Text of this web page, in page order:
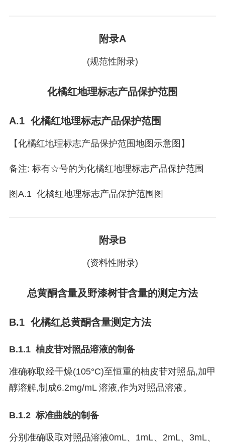
附录A
(规范性附录)
化橘红地理标志产品保护范围
A.1 化橘红地理标志产品保护范围
【化橘红地理标志产品保护范围地图示意图】
备注: 标有☆号的为化橘红地理标志产品保护范围
图A.1 化橘红地理标志产品保护范围图
附录B
(资料性附录)
总黄酮含量及野漆树苷含量的测定方法
B.1 化橘红总黄酮含量测定方法
B.1.1 柚皮苷对照品溶液的制备
准确称取经干燥(105°C)至恒重的柚皮苷对照品,加甲
醇溶解,制成6.2mg/mL 溶液,作为对照品溶液。
B.1.2 标准曲线的制备
分别准确吸取对照品溶液0mL、1mL、2mL、3mL、